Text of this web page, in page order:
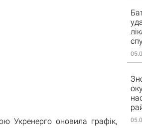
Укренерго оновила графік,